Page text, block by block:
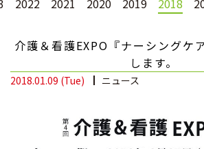
2022 2021 2020 2019 2018
介護＆看護EXPO『ナーシングケ
します。
2018.01.09 (Tue) ニュース